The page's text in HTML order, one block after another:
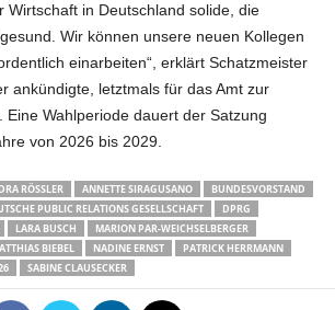
Wirtschaft in Deutschland solide, die
Wir können unsere neuen Kollegen
einarbeiten“, erklärt Schatzmeister
ankündigte, letztmals für das Amt zur
Eine Wahlperiode dauert der Satzung
von 2026 bis 2029.
RÖSSLER ANNETTE SIRAGUSANO
BUNDESVORSTAND
PUBLIC RELATIONS GESELLSCHAFT
DPRG
LARA BUSCH
MARION PAR-WEICHSELBERGER
BIEBEL NADINE ERNST
PATRICK HERRMANN
SABINE CLAUSECKER